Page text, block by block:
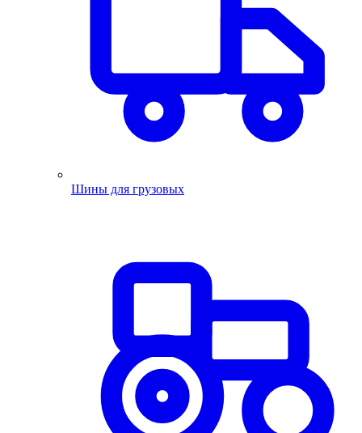
Шины для грузовых